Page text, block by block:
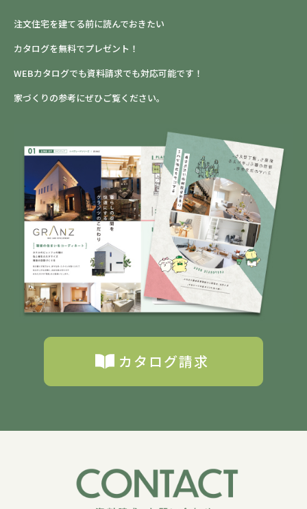
注文住宅を建てる前に読んでおきたい
カタログを無料でプレゼント！
WEBカタログでも資料請求でも対応可能です！
家づくりの参考にぜひご覧ください。
カタログ請求